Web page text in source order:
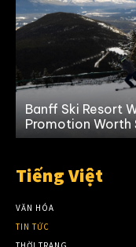
Banff Ski Resort
Promotion Worth
Tiếng Việt
VĂN HÓA
TIN TỨC